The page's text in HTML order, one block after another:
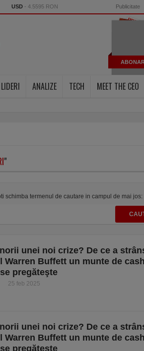
USD - 4.5595 RON Publicitate
LIDERI ANALIZE TECH MEET THE CEO
"
schimba termenul de cautare in campul de mai jos:
unei noi crize? De ce a
Warren Buffett un munte de
pregăteşte
25 feb 2025
unei noi crize? De ce a
Warren Buffett un munte de
pregăteşte